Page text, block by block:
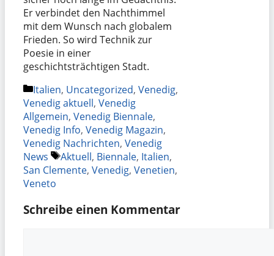
Er verbindet den Nachthimmel
mit dem Wunsch nach globalem
Frieden. So wird Technik zur
Poesie in einer
geschichtsträchtigen Stadt.
Kategorien
Italien, Uncategorized, Venedig,
Venedig aktuell, Venedig
Allgemein, Venedig Biennale,
Venedig Info, Venedig Magazin,
Venedig Nachrichten, Venedig
News
Schlagwörter
Aktuell, Biennale, Italien,
San Clemente, Venedig, Venetien,
Veneto
Schreibe einen Kommentar